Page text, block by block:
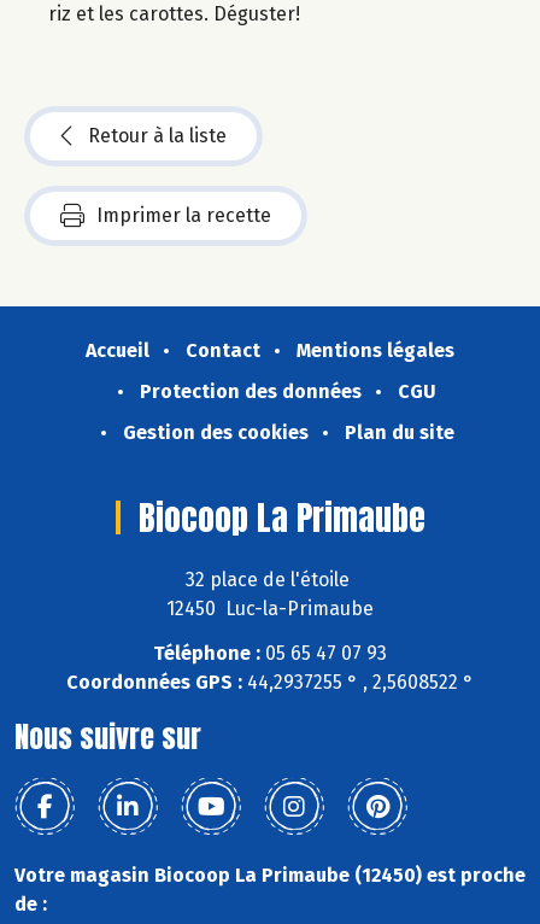
riz et les carottes. Déguster!
Retour à la liste
Imprimer la recette
Accueil Contact
Mentions légales
Protection des données
CGU
Gestion des cookies
Plan du site
Biocoop La Primaube
32 place de l'étoile
12450 Luc-la-Primaube
Téléphone : 05 65 47 07 93
Coordonnées GPS : 44,2937255 ° , 2,5608522 °
Nous suivre sur
Votre magasin Biocoop La Primaube (12450) est proche
de :